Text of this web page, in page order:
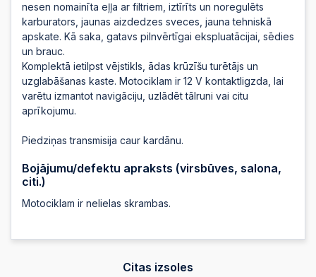
2025-09-15 21:57:17
2025-09-15 21:57:17
2025-09-15 21:57:15
nesen nomainīta eļļa ar filtriem, iztīrīts un noregulēts
karburators, jaunas aizdedzes sveces, jauna tehniskā
apskate. Kā saka, gatavs pilnvērtīgai ekspluatācijai, sēdies
un brauc.
Komplektā ietilpst vējstikls, ādas krūzīšu turētājs un
uzglabāšanas kaste. Motociklam ir 12 V kontaktligzda, lai
varētu izmantot navigāciju, uzlādēt tālruni vai citu
aprīkojumu.
Piedziņas transmisija caur kardānu.
Bojājumu/defektu apraksts (virsbūves, salona,
citi.)
Motociklam ir nelielas skrambas.
Citas izsoles